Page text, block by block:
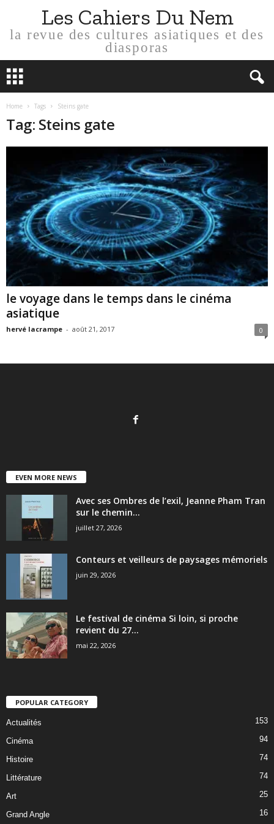
Les Cahiers Du Nem
la revue des cultures asiatiques et des
diasporas
Home Tags Steins gate
Tag: Steins gate
le voyage dans le temps dans le cinéma
asiatique
hervé lacrampe - août 21, 2017 0
EVEN MORE NEWS
Avec ses Ombres de l’exil, Jeanne Pham Tran
sur le chemin...
juillet 27, 2026
Conteurs et veilleurs de paysages mémoriels
juin 29, 2026
Le festival de cinéma Si loin, si proche
revient du 27...
mai 22, 2026
POPULAR CATEGORY
Actualités 153
Cinéma 94
Histoire 74
Littérature 74
Art 25
Grand Angle 16